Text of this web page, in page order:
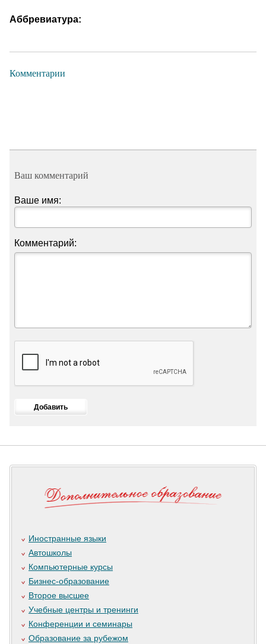
Аббревиатура:
Комментарии
Ваш комментарий
Ваше имя:
Комментарий:
Иностранные языки
Автошколы
Компьютерные курсы
Бизнес-образование
Второе высшее
Учебные центры и тренинги
Конференции и семинары
Образование за рубежом